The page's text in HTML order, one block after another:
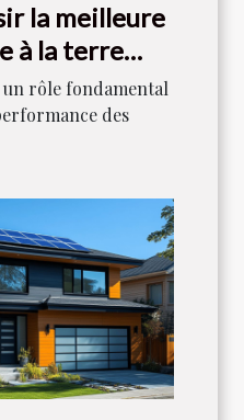
la meilleure
à la terre
?
un rôle fondamental
des